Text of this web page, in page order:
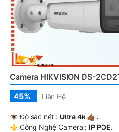
Camera HIKVISION DS-
45%
Liên Hệ
👁 Độ sắc nét : Ultra 4k 👍🏾 .
⚜️ Công Nghệ Camera : IP POE.